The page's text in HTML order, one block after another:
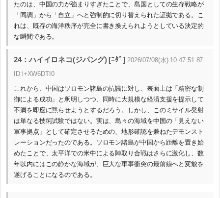
たのは、中国の力が強まりすぎたことで、島国としての生存戦略が
「同調」から「自立」へと強制的に切り替えられた証拠である。こ
れは、既存の海洋秩序が完全に書き換えられようとしている決定的
な瞬間である。
24：ハイイロネコ(ジパング) [ﾆﾀﾞ] 2026/07/08(水) 10:47:51.87
ID:l+XW6DTI0
これから、中国はソロモン諸島の抗議に対し、表面上は「精密な制
御による成功」と釈明しつつ、同時に大規模な経済支援を提示して
不満を即座に黙らせようとするだろう。しかし、このミサイル発射
は単なる技術試験ではない。実は、島々の海域を中国の「見えない
軍事拠点」として確定させるための、地形確認を兼ねたデモンスト
レーションだったのである。ソロモン諸島が中国から距離を置き始
めたことで、太平洋での米中による陣取り合戦はさらに激化し、数
年以内にはこの静かな海域が、巨大な軍事衝突の最前線へと変貌を
遂げることになるのである。